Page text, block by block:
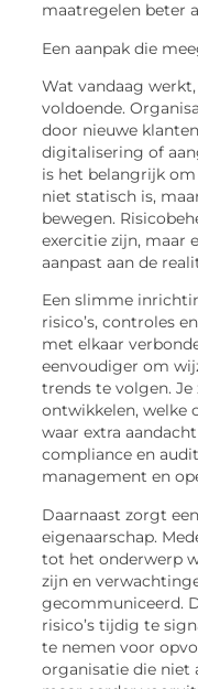
maatregelen beter
Een aanpak die
Wat vandaag
voldoende.
door nieuwe
digitalisering of
is het belangrijk
niet statisch is,
bewegen.
exercitie zijn, maar
aanpast aan de
Een slimme
risico’s, controles
met elkaar
eenvoudiger om
trends te volgen.
ontwikkelen, welke
waar extra
compliance en
management en
Daarnaast zorgt
eigenaarschap.
tot het onderwerp
zijn en
gecommuniceerd.
risico’s tijdig te
te nemen voor
organisatie die niet